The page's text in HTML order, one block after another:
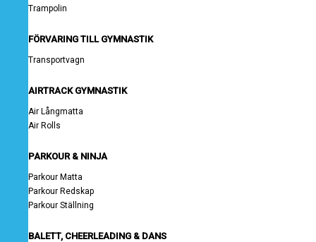
Trampolin
FÖRVARING TILL GYMNASTIK
Transportvagn
AIRTRACK GYMNASTIK
Air Långmatta
Air Rolls
PARKOUR & NINJA
Parkour Matta
Parkour Redskap
Parkour Ställning
BALETT, CHEERLEADING & DANS